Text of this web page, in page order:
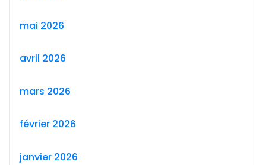
mai 2026
avril 2026
mars 2026
février 2026
janvier 2026